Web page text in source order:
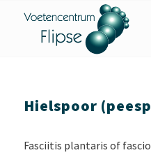
Hielspoor
Fasciitis plantaris of